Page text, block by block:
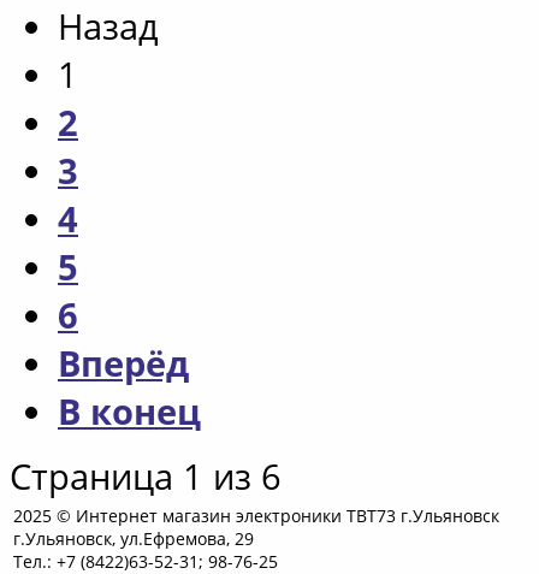
Назад
1
2
3
4
5
6
Вперёд
В конец
Страница 1 из 6
2025 © Интернет магазин электроники ТВТ73 г.Ульяновск
г.Ульяновск, ул.Ефремова, 29
Тел.: +7 (8422)63-52-31; 98-76-25